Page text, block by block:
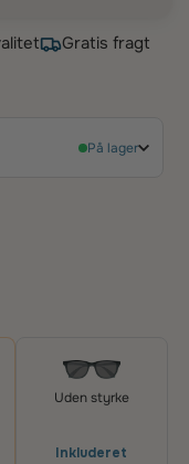
Gratis fragt
På lager
Uden styrke
Inkluderet